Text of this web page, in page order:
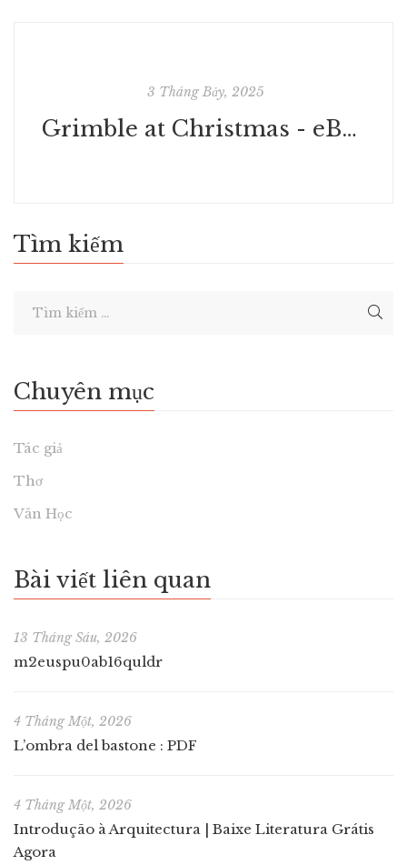
3 Tháng Bảy, 2025
Grimble at Christmas - eBooks [PDF]
Tìm kiếm
Chuyên mục
Tác giả
Thơ
Văn Học
Bài viết liên quan
13 Tháng Sáu, 2026
m2euspu0ab16quldr
4 Tháng Một, 2026
L’ombra del bastone : PDF
4 Tháng Một, 2026
Introdução à Arquitectura | Baixe Literatura Grátis
Agora